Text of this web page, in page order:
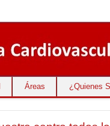
Áreas ¿Quienes